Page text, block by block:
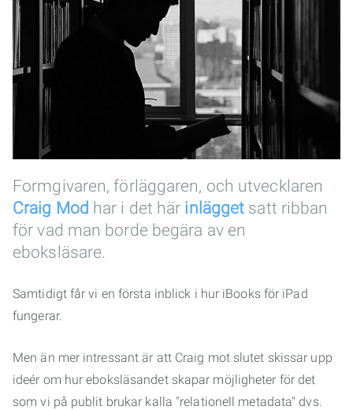
Formgivaren, förläggaren, och utvecklaren
Craig Mod har i det här inlägget satt ribban
för vad man borde begära av en
eboksläsare.
Samtidigt får vi en första inblick i hur iBooks för iPad
fungerar.
Men än mer intressant är att Craig mot slutet skissar upp
ideér om hur eboksläsandet skapar möjligheter för det
som vi på publit brukar kalla "relationell metadata" dvs.